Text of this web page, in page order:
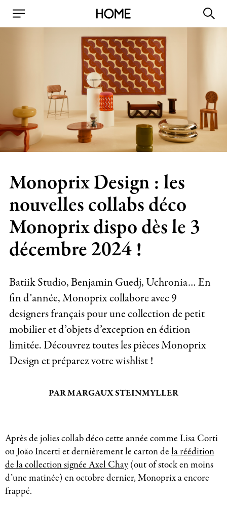
Monoprix Design : les
nouvelles collabs déco
Monoprix dispo dès le 3
décembre 2024 !
Batiik Studio, Benjamin Guedj, Uchronia… En
fin d’année, Monoprix collabore avec 9
designers français pour une collection de petit
mobilier et d’objets d’exception en édition
limitée. Découvrez toutes les pièces Monoprix
Design et préparez votre wishlist !
PAR MARGAUX STEINMYLLER
Après de jolies collab déco cette année comme Lisa Corti
ou João Incerti et dernièrement le carton dela réédition
de la collection signée Axel Chay(out of stock en moins
d’une matinée) en octobre dernier, Monoprix a encore
frappé.